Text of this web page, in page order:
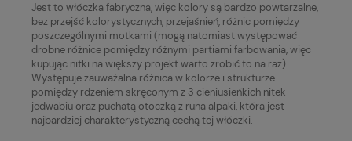
Jest to włóczka fabryczna, więc kolory są bardzo powtarzalne,
bez przejść kolorystycznych, przejaśnień, różnic pomiędzy
poszczególnymi motkami (mogą natomiast występować
drobne różnice pomiędzy różnymi partiami farbowania, więc
kupując nitki na większy projekt warto zrobić to na raz).
Występuje zauważalna różnica w kolorze i strukturze
pomiędzy rdzeniem skręconym z 3 cieniusieńkich nitek
jedwabiu oraz puchatą otoczką z runa alpaki, która jest
najbardziej charakterystyczną cechą tej włóczki.